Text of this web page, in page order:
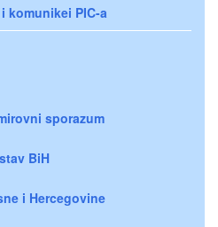
komunikei PIC-a
sporazum
BiH
i Hercegovine